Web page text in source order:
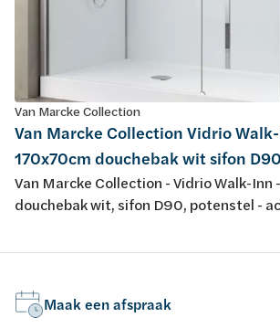
Van Marcke Collection
Van Marcke Collection Vidrio
170x70cm douchebak wit sifon D90
Van Marcke Collection - Vidrio Walk-Inn
douchebak wit, sifon D90, potenstel -
matchroom - H195cm - opbouwtherm,
Maak een afspraak